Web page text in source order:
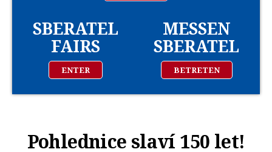
SBERATEL
FAIRS
ENTER
MESSEN
SBERATEL
BETRETEN
Pohlednice slaví 150 let!